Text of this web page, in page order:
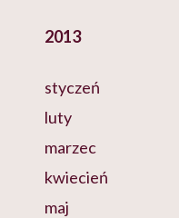
2013
styczeń
luty
marzec
kwiecień
maj